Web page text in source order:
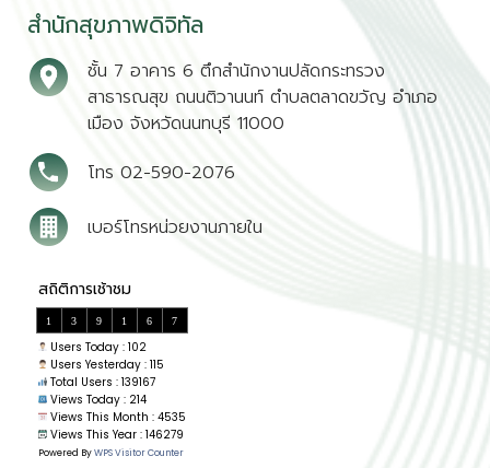
สำนักสุขภาพดิจิทัล
ชั้น 7 อาคาร 6 ตึกสำนักงานปลัดกระทรวง
สาธารณสุข ถนนติวานนท์ ตำบลตลาดขวัญ อำเภอ
เมือง จังหวัดนนทบุรี 11000
โทร 02-590-2076
เบอร์โทรหน่วยงานภายใน
1 3 9 1 6 7
Users Today : 102
Users Yesterday : 115
Total Users : 139167
Views Today : 214
Views This Month : 4535
Views This Year : 146279
Powered ByWPS Visitor Counter